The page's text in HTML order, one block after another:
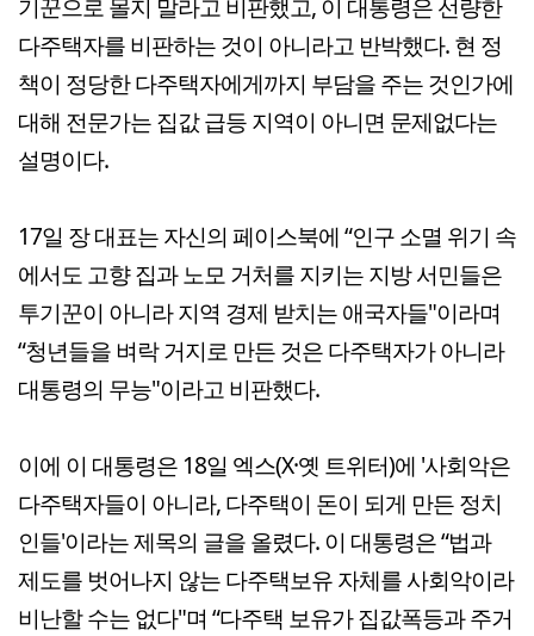
기꾼으로 몰지 말라고 비판했고, 이 대통령은 선량한
다주택자를 비판하는 것이 아니라고 반박했다. 현 정
책이 정당한 다주택자에게까지 부담을 주는 것인가에
대해 전문가는 집값 급등 지역이 아니면 문제없다는
설명이다.
17일 장 대표는 자신의 페이스북에 “인구 소멸 위기 속
에서도 고향 집과 노모 거처를 지키는 지방 서민들은
투기꾼이 아니라 지역 경제 받치는 애국자들"이라며
“청년들을 벼락 거지로 만든 것은 다주택자가 아니라
대통령의 무능"이라고 비판했다.
이에 이 대통령은 18일 엑스(X·옛 트위터)에 '사회악은
다주택자들이 아니라, 다주택이 돈이 되게 만든 정치
인들'이라는 제목의 글을 올렸다. 이 대통령은 “법과
제도를 벗어나지 않는 다주택보유 자체를 사회악이라
비난할 수는 없다"며 “다주택 보유가 집값폭등과 주거